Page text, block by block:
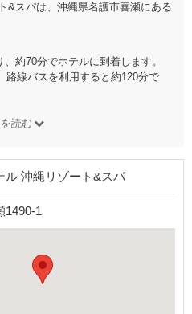
&スパは、沖縄県名護市喜瀬にある
約70分でホテルに到着します。
路線バスを利用すると約120分で
読む
ル 沖縄リゾート&スパ
1490-1